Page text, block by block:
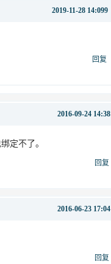
2019-11-28 14:099
回复
2016-09-24 14:38
定不了。
回复
2016-06-23 17:04
回复